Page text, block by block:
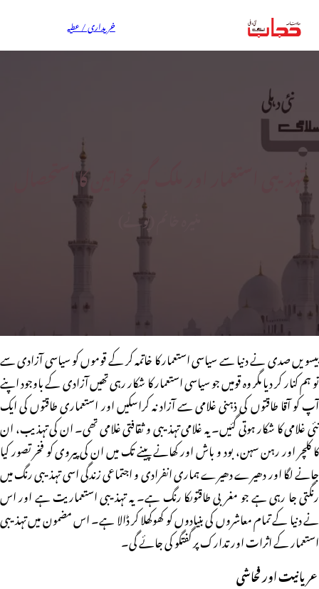
خریداری / عطیہ
تہذیبی استعمار اور ملک گیر خواتین کا استحصال
منیرہ خانم (پونے)
بیسویں صدی نے دنیا سے سیاسی استعمار کا خاتمہ کر کے قوموں کو سیاسی آزادی سے
تو ہم کنار کر دیا مگر وہ قومیں جو سیاسی استعمار کا شکار رہی تھیں آزادی کے باوجود اپنے
آپ کو آقا طاقتوں کی ذہنی غلامی سے آزاد نہ کراسکیں اور استعماری طاقتوں کی ایک
نئی غلامی کا شکار ہوتی گئیں۔ یہ غلامی تہذیبی و ثقافتی غلامی تھی۔ ان کی تہذیب، ان
کا کلچر اور رہن سہن، بود و باش اور کھانے پینے تک میں ان کی پیروی کو فخر تصور کیا
جانے لگا اور دھیرے دھیرے ہماری انفرادی و اجتماعی زندگی اسی تہذیبی رنگ میں
رنگتی جا رہی ہے جو مغربی طاقتوںکا رنگ ہے۔ یہ تہذیبی استعماریت ہے اور اس
نے دنیا کے تمام معاشروں کی بنیادوں کو کھوکھلا کر ڈالا ہے۔ اس مضمون میں تہذیبی
استعمار کے اثرات اور تدارک پر گفتگو کی جائے گی۔
عریانیت اور فحاشی